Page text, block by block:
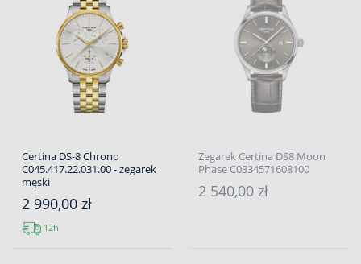
Certina DS-8 Chrono
C045.417.22.031.00 - zegarek
męski
2 990,00 zł
12h
Zegarek Certina DS8 Moon
Phase C0334571608100
2 540,00 zł